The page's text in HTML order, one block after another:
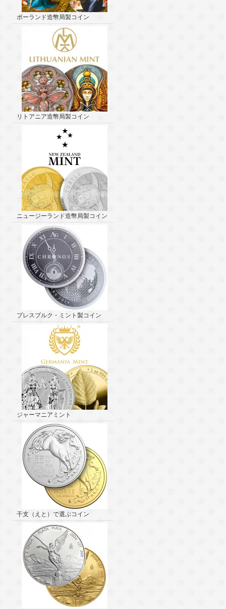
ポーランド造幣局製コイン
リトアニア造幣局製コイン
ニュージーランド造幣局製コイン
プレスブルク・ミント製コイン
ジャーマニアミント
干支（えと）で選ぶコイン